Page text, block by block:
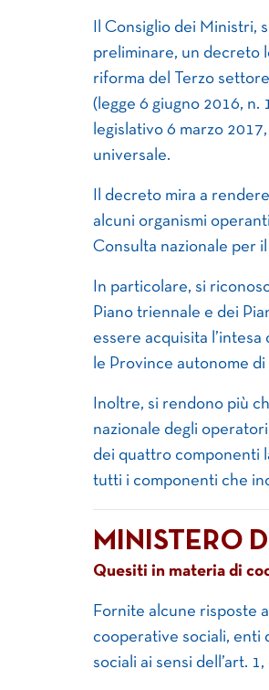
Il Consiglio dei Ministri,
preliminare, un decreto
riforma del Terzo
(legge 6 giugno 2016,
legislativo 6 marzo
universale.
Il decreto mira a
alcuni organismi
Consulta nazionale per
In particolare, si
Piano triennale e dei
essere acquisita
le Province autonome
Inoltre, si rendono più
nazionale degli
dei quattro componenti
tutti i componenti che
MINISTERO
Quesiti in materia di
Fornite alcune risposte
cooperative sociali, enti
sociali ai sensi dell’art.